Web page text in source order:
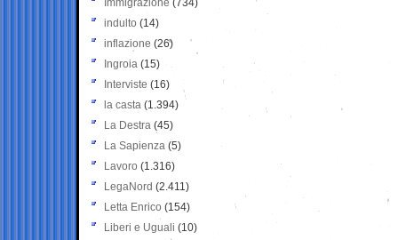
Immigrazione (734)
indulto (14)
inflazione (26)
Ingroia (15)
Interviste (16)
la casta (1.394)
La Destra (45)
La Sapienza (5)
Lavoro (1.316)
LegaNord (2.411)
Letta Enrico (154)
Liberi e Uguali (10)